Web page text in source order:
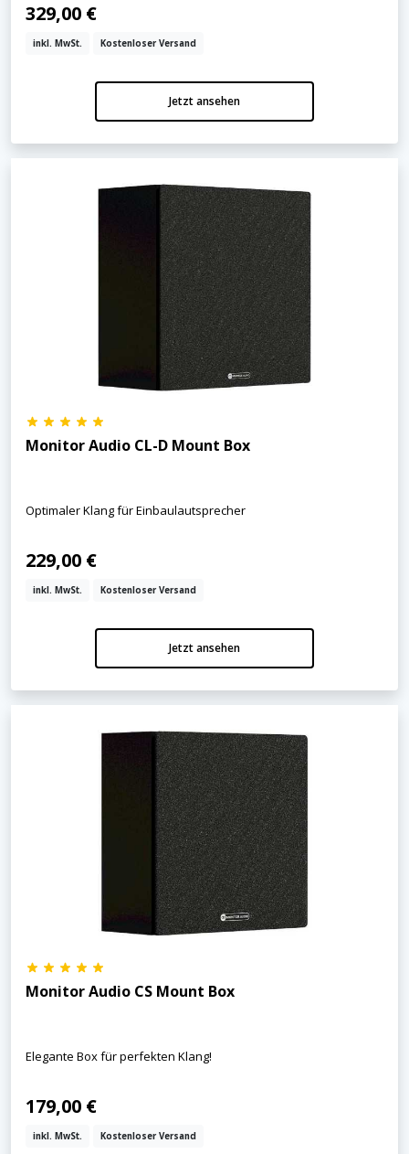
329,00 €
inkl. MwSt. Kostenloser Versand
Jetzt ansehen
Monitor Audio CL-D Mount Box
Optimaler Klang für Einbaulautsprecher
229,00 €
inkl. MwSt. Kostenloser Versand
Jetzt ansehen
Monitor Audio CS Mount Box
Elegante Box für perfekten Klang!
179,00 €
inkl. MwSt. Kostenloser Versand